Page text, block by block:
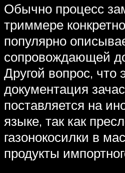
Обычно процесс
триммере
популярно
сопровождающей
Другой вопрос, что
документация
поставляется на
языке, так как
газонокосилки в
продукты